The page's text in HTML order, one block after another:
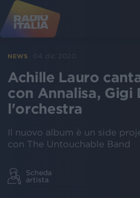
NEWS 04 dic 2020
Achille Lauro
con Annalisa, Gigi
l'orchestra
Il nuovo album è un side
con The Untouchable Band
Scheda
artista